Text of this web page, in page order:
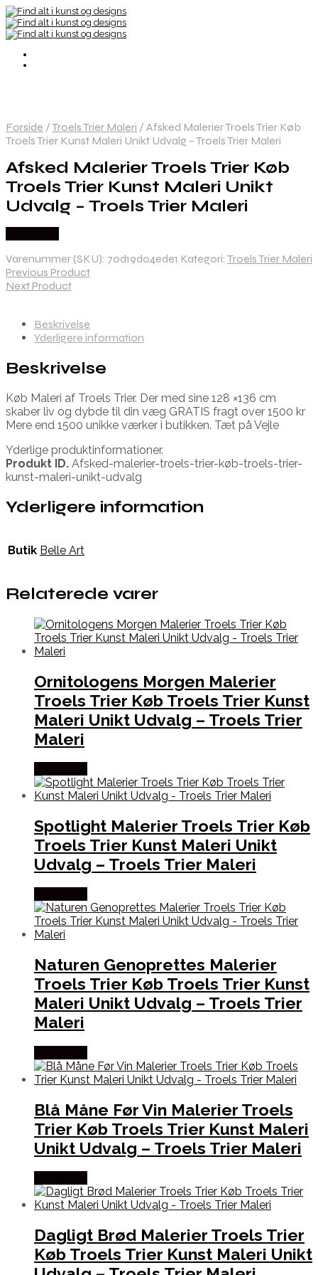
Forside /Troels Trier Maleri / Afsked Malerier Troels Trier Køb
Troels Trier Kunst Maleri Unikt Udvalg – Troels Trier Maleri
Afsked Malerier Troels Trier Køb
Troels Trier Kunst Maleri Unikt
Udvalg – Troels Trier Maleri
Varenummer (SKU): 70d19d04ede1 Kategori: Troels Trier Maleri
Previous Product
Next Product
Beskrivelse
Yderligere information
Beskrivelse
Køb Maleri af Troels Trier. Der med sine 128 ×136 cm
skaber liv og dybde til din væg GRATIS fragt over 1500 kr
Mere end 1500 unikke værker i butikken. Tæt på Vejle
Yderlige produktinformationer.
Produkt ID. Afsked-malerier-troels-trier-køb-troels-trier-
kunst-maleri-unikt-udvalg
Yderligere information
Butik Belle Art
Relaterede varer
Ornitologens Morgen Malerier
Troels Trier Køb Troels Trier Kunst
Maleri Unikt Udvalg – Troels Trier
Maleri
Spotlight Malerier Troels Trier Køb
Troels Trier Kunst Maleri Unikt
Udvalg – Troels Trier Maleri
Naturen Genoprettes Malerier
Troels Trier Køb Troels Trier Kunst
Maleri Unikt Udvalg – Troels Trier
Maleri
Blå Måne Før Vin Malerier Troels
Trier Køb Troels Trier Kunst Maleri
Unikt Udvalg – Troels Trier Maleri
Dagligt Brød Malerier Troels Trier
Køb Troels Trier Kunst Maleri Unikt